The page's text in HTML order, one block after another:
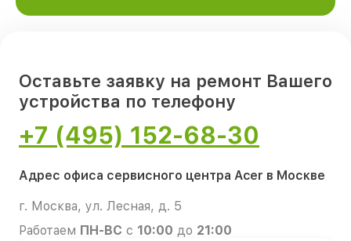
Оставьте заявку на ремонт Вашего
устройства по телефону
+7 (495) 152-68-30
Адрес офиса сервисного центра Acer в Москве
г. Москва, ул. Лесная, д. 5
Работаем ПН-ВС с 10:00 до 21:00